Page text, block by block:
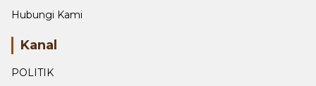
Hubungi Kami
Kanal
POLITIK